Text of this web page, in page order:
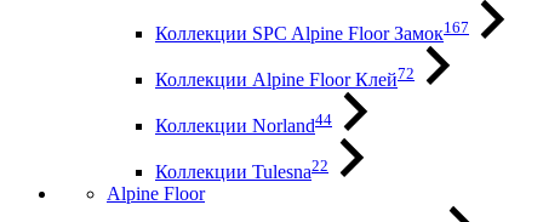
Коллекции SPC Alpine Floor Замок167
Коллекции Alpine Floor Клей72
Коллекции Norland44
Коллекции Tulesna22
Alpine Floor